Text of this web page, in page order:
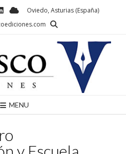
Oviedo, Asturias (España)
MENU